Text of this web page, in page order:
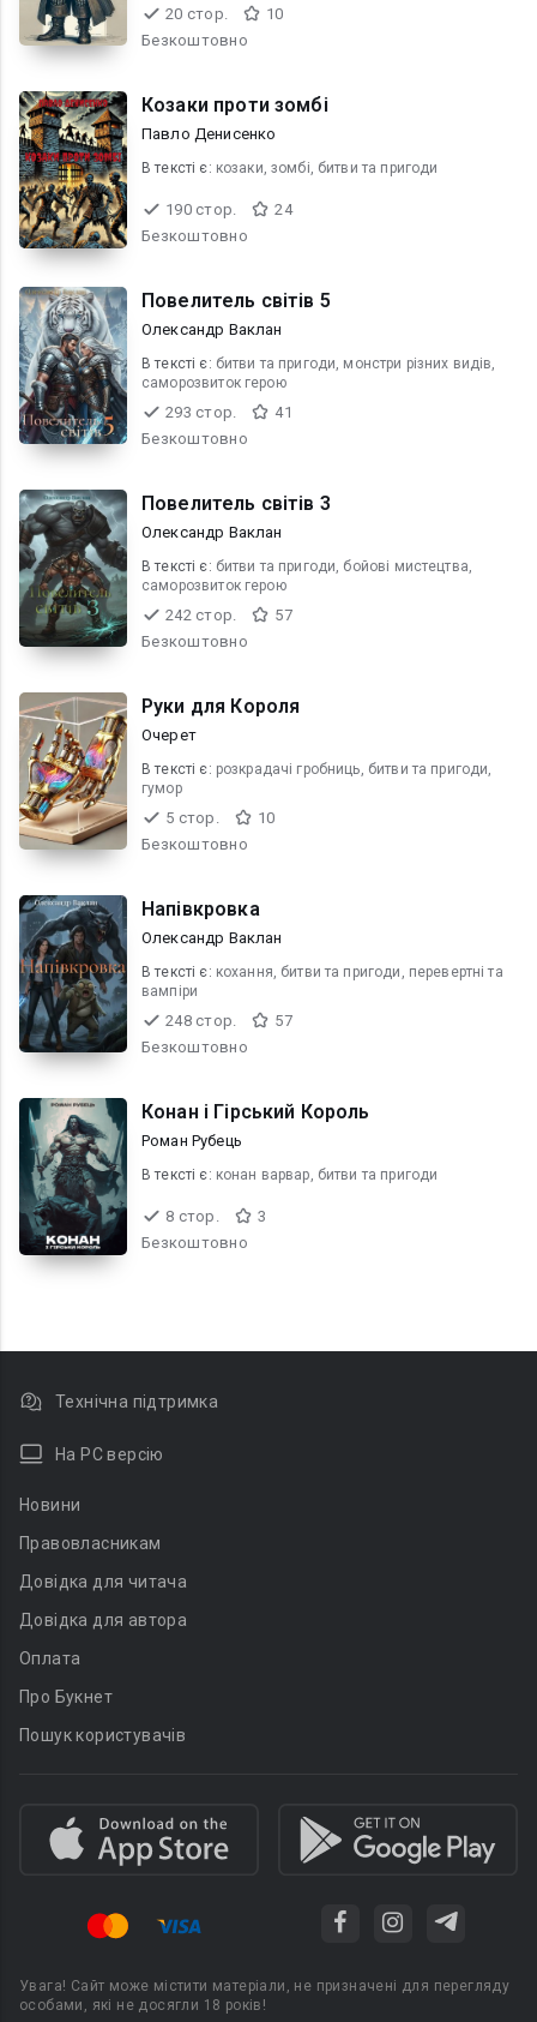
20 стор.
10
Безкоштовно
Козаки проти зомбі
Павло Денисенко
В текcті є: козаки, зомбі, битви та пригоди
190 стор.
24
Безкоштовно
Повелитель світів 5
Олександр Ваклан
В текcті є: битви та пригоди, монстри різних видів,
саморозвиток герою
293 стор.
41
Безкоштовно
Повелитель світів 3
Олександр Ваклан
В текcті є: битви та пригоди, бойові мистецтва,
саморозвиток герою
242 стор.
57
Безкоштовно
Руки для Короля
Очерет
В текcті є: розкрадачі гробниць, битви та пригоди,
гумор
5 стор.
10
Безкоштовно
Напівкровка
Олександр Ваклан
В текcті є: кохання, битви та пригоди, перевертні та
вампіри
248 стор.
57
Безкоштовно
Конан і Гірський Король
Роман Рубець
В текcті є: конан варвар, битви та пригоди
8 стор.
3
Безкоштовно
Технічна підтримка
На PC версію
Новини
Правовласникам
Довідка для читача
Довідка для автора
Оплата
Про Букнет
Пошук користувачів
Увага! Сайт може містити матеріали, не призначені для перегляду
особами, які не досягли 18 років!